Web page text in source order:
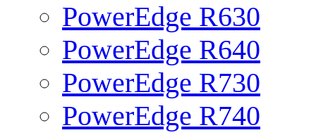
PowerEdge R630
PowerEdge R640
PowerEdge R730
PowerEdge R740